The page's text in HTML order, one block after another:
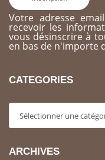
Votre adresse
recevoir les
vous désinscrire à
en bas de n'importe
CATEGORIES
ARCHIVES